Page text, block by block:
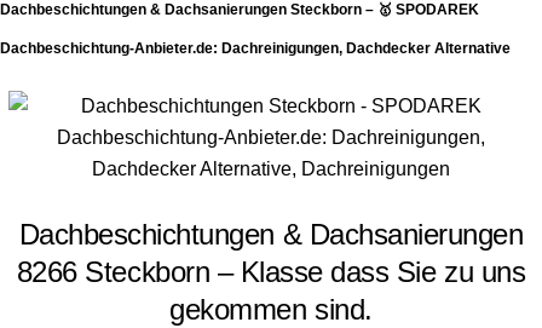
Dachbeschichtungen & Dachsanierungen Steckborn – 🥇 SPODAREK
Dachbeschichtung-Anbieter.de: Dachreinigungen, Dachdecker Alternative
Dachbeschichtungen & Dachsanierungen
8266 Steckborn – Klasse dass Sie zu uns
gekommen sind.